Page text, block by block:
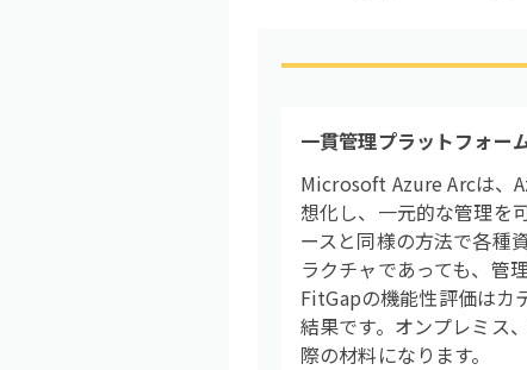
一貫管理プラットフォー
Microsoft Azure Arcは、
想化し、一元的な管理を
ースと同様の方法で各種
ラクチャであっても、管
FitGapの機能性評価はカ
結果です。オンプレミス
際の材料になります。